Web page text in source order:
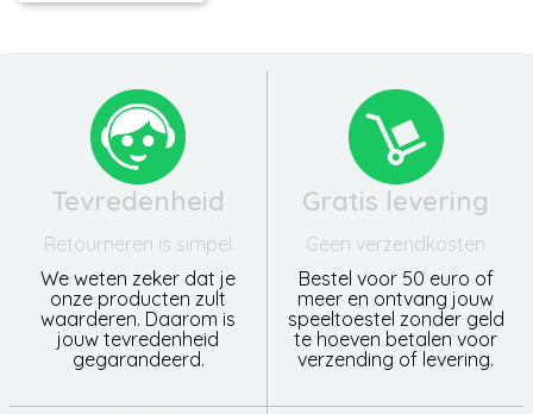
Tevredenheid
Retourneren is simpel
We weten zeker dat je
onze producten zult
waarderen. Daarom is
jouw tevredenheid
gegarandeerd.
Gratis levering
Geen verzendkosten
Bestel voor 50 euro of
meer en ontvang jouw
speeltoestel zonder geld
te hoeven betalen voor
verzending of levering.